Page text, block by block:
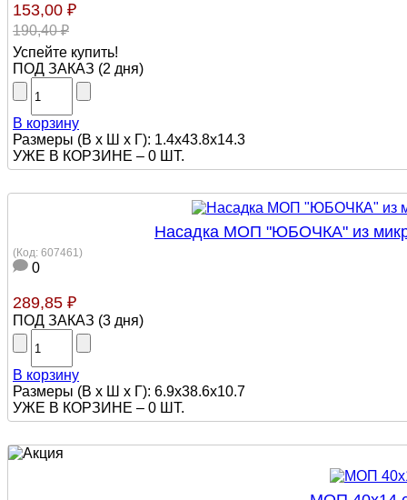
153,00 ₽
190,40 ₽
Успейте купить!
ПОД ЗАКАЗ (2 дня)
В корзину
Размеры (В х Ш х Г): 1.4x43.8x14.3
УЖЕ В КОРЗИНЕ – 0 ШТ.
Насадка МОП "ЮБОЧКА" из
(Код: 607461)
0
289,85 ₽
ПОД ЗАКАЗ (3 дня)
В корзину
Размеры (В х Ш х Г): 6.9x38.6x10.7
УЖЕ В КОРЗИНЕ – 0 ШТ.